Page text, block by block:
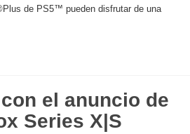
de PS5™ pueden disfrutar de una
el anuncio de
Series X|S